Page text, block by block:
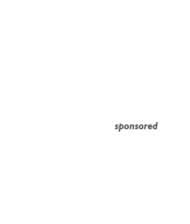
sponsored